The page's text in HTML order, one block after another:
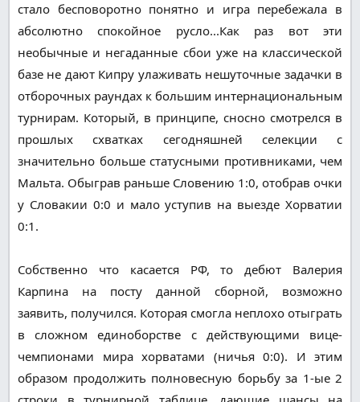
стало бесповоротно понятно и игра перебежала в
абсолютно спокойное русло...Как раз вот эти
необычные и негаданные сбои уже на классической
базе не дают Кипру улаживать нешуточные задачки в
отборочных раундах к большим интернациональным
турнирам. Который, в принципе, сносно смотрелся в
прошлых схватках сегодняшней селекции с
значительно больше статусными противниками, чем
Мальта. Обыграв раньше Словению 1:0, отобрав очки
у Словакии 0:0 и мало уступив на выезде Хорватии
0:1.
Собственно что касается РФ, то дебют Валерия
Карпина на посту данной сборной, возможно
заявить, получился. Которая смогла неплохо отыграть
в сложном единоборстве с действующими вице-
чемпионами мира хорватами (ничья 0:0). И этим
образом продолжить полновесную борьбу за 1-ые 2